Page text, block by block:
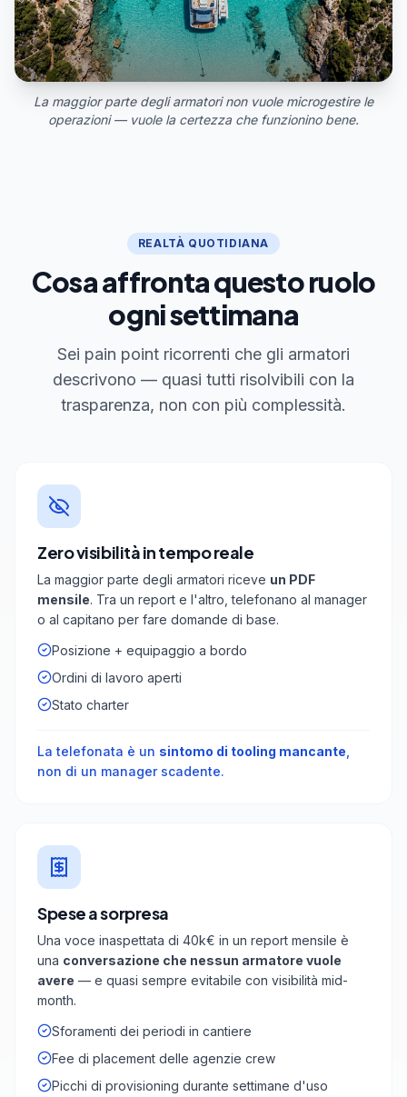
La maggior parte degli armatori non vuole microgestire le
operazioni — vuole la certezza che funzionino bene.
REALTÀ QUOTIDIANA
Cosa affronta questo ruolo
ogni settimana
Sei pain point ricorrenti che gli armatori
descrivono — quasi tutti risolvibili con la
trasparenza, non con più complessità.
Zero visibilità in tempo reale
La maggior parte degli armatori riceve un PDF
mensile. Tra un report e l'altro, telefonano al manager
o al capitano per fare domande di base.
Posizione + equipaggio a bordo
Ordini di lavoro aperti
Stato charter
La telefonata è un sintomo di tooling mancante
non di un manager scadente.
Spese a sorpresa
Una voce inaspettata di 40k€ in un report mensile è
una conversazione che nessun armatore vuole
avere — e quasi sempre evitabile con visibilità mid-
month.
Sforamenti dei periodi in cantiere
Fee di placement delle agenzie crew
Picchi di provisioning durante settimane d'uso